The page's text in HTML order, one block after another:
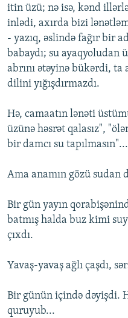
itin üzü; nə isə, kənd
inlədi, axırda bizi
- yazıq, əslində fağır bir
babaydı; su ayaqyoludan
abrını ətəyinə bükərdi, ta
dilini yığışdırmazdı.
Hə, camaatın lənəti
üzünə həsrət qalasız",
bir damcı su tapılmasın"...
Ama anamın gözü
Bir gün yayın
batmış halda buz kimi
çıxdı.
Yavaş-yavaş ağlı çaşdı,
Bir günün içində dəyişdi.
quruyub...